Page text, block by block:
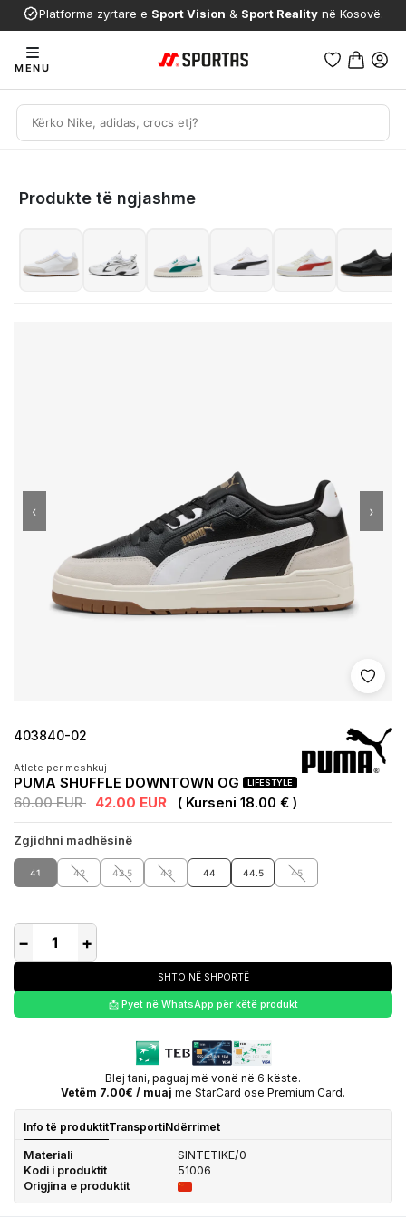
Platforma zyrtare e Sport Vision & Sport Reality në Kosovë.
MENU
Produkte të ngjashme
Shto
‹ ›
403840-02
Atlete per meshkuj
PUMA SHUFFLE DOWNTOWN OG LIFESTYLE
60.00 EUR 42.00 EUR ( Kurseni 18.00 € )
Zgjidhni madhësinë
41 42 42.5 43 44 44.5 45
− +
SHTO NË SHPORTË
📩 Pyet në WhatsApp për këtë produkt
Blej tani, paguaj më vonë në 6 këste.
Vetëm 7.00€ / muaj me StarCard ose Premium Card.
Info të produktitTransportiNdërrimet
Materiali
SINTETIKE/0
Kodi i produktit
51006
Origjina e produktit